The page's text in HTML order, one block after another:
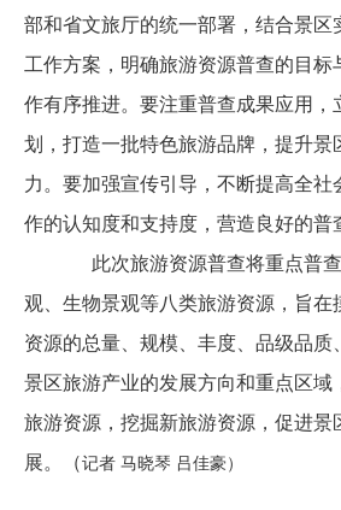
部和省文旅厅的统一部署，结合景区
工作方案，明确旅游资源普查的目标
作有序推进。要注重普查成果应用，
划，打造一批特色旅游品牌，提升景
力。要加强宣传引导，不断提高全社
作的认知度和支持度，营造良好的普
此次旅游资源普查将重点普
观、生物景观等八类旅游资源 ， 旨在
资源的总量、规模、丰度、品级品质
景区旅游产业的发展方向和重点区域
旅游资源，挖掘新旅游资源，促进景
展。（记者 马晓琴 吕佳豪）